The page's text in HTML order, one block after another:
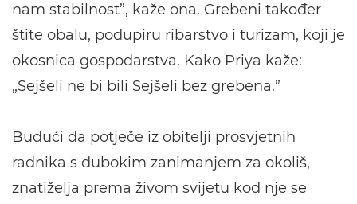
nam stabilnost”, kaže ona. Grebeni također
štite obalu, podupiru ribarstvo i turizam, koji je
okosnica gospodarstva. Kako Priya kaže:
„Sejšeli ne bi bili Sejšeli bez grebena.”
Budući da potječe iz obitelji prosvjetnih
radnika s dubokim zanimanjem za okoliš,
znatiželja prema živom svijetu kod nje se